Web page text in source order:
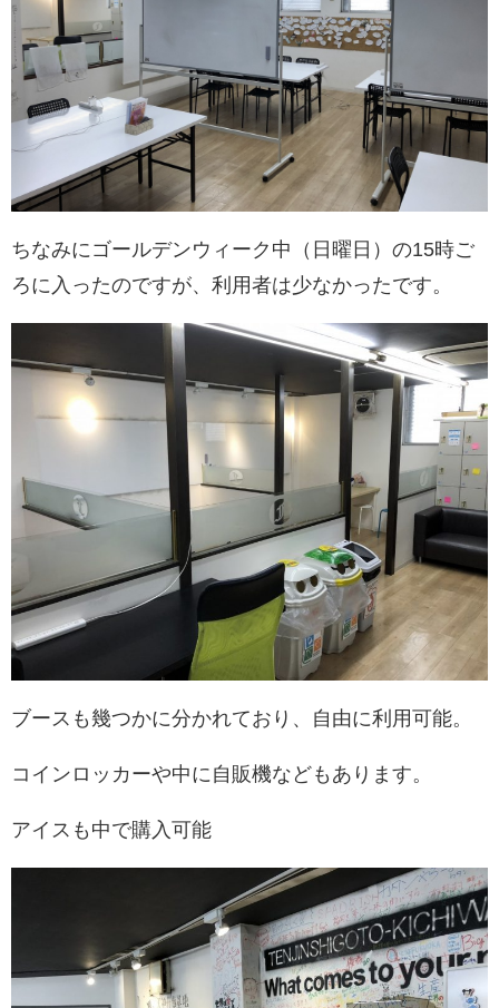
ちなみにゴールデンウィーク中（日曜日）の15時ご
ろに入ったのですが、利用者は少なかったです。
ブースも幾つかに分かれており、自由に利用可能。
コインロッカーや中に自販機などもあります。
アイスも中で購入可能